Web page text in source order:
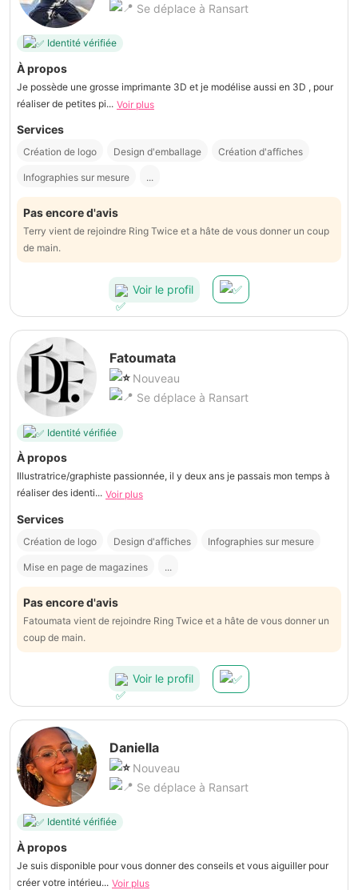
Se déplace à Ransart
Identité vérifiée
À propos
Je possède une grosse imprimante 3D et je modélise aussi en 3D , pour
réaliser de petites pi... Voir plus
Services
Création de logo Design d'emballage Création d'affiches
Infographies sur mesure ...
Pas encore d'avis
Terry vient de rejoindre Ring Twice et a hâte de vous donner un coup
de main.
Voir le profil
Fatoumata
Nouveau
Se déplace à Ransart
Identité vérifiée
À propos
Illustratrice/graphiste passionnée, il y deux ans je passais mon temps à
réaliser des identi... Voir plus
Services
Création de logo Design d'affiches Infographies sur mesure
Mise en page de magazines ...
Pas encore d'avis
Fatoumata vient de rejoindre Ring Twice et a hâte de vous donner un
coup de main.
Voir le profil
Daniella
Nouveau
Se déplace à Ransart
Identité vérifiée
À propos
Je suis disponible pour vous donner des conseils et vous aiguiller pour
créer votre intérieu... Voir plus